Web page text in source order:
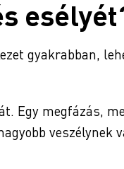
gyakrabban,
Egy megfázás,
veszélynek